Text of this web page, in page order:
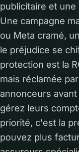
publicitaire et
Une campagne
ou Meta cramé,
le préjudice se
protection est la
mais réclamée
annonceurs
gérez leurs
priorité, c'est la
pouvez plus